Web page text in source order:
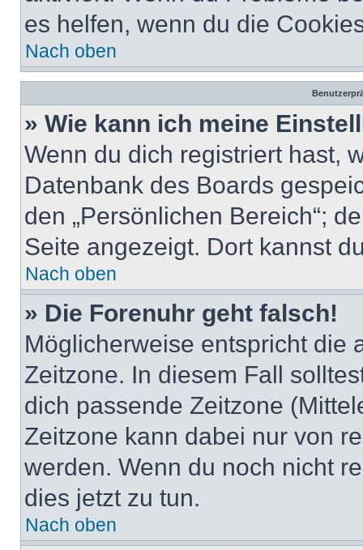
es helfen, wenn du die
Nach oben
» Wie kann ich meine
Wenn du dich registriert hast,
Datenbank des Boards
den „Persönlichen Bereich“;
Seite angezeigt. Dort kannst
Nach oben
» Die Forenuhr geht falsch!
Möglicherweise entspricht die
Zeitzone. In diesem Fall
dich passende Zeitzone
Zeitzone kann dabei nur von
werden. Wenn du noch nicht
dies jetzt zu tun.
Nach oben